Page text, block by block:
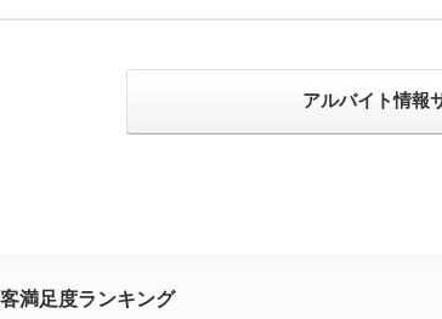
アルバイト情報
満足度ランキング